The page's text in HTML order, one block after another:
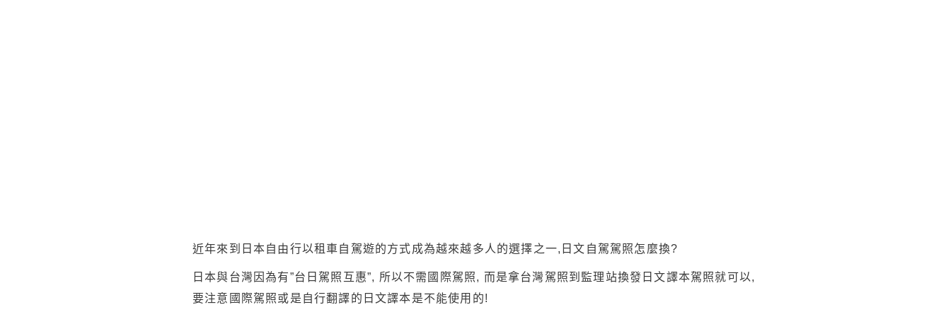
近年來到日本自由行以租車自駕遊的方式成為越來越多人的選擇之一,日文自駕駕照怎麼換?
日本與台灣因為有”台日駕照互惠”, 所以不需國際駕照, 而是拿台灣駕照到監理站換發日文譯本駕照就可以,
要注意國際駕照或是自行翻譯的日文譯本是不能使用的!